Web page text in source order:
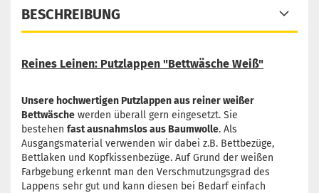
BESCHREIBUNG
Reines Leinen: Putzlappen "Bettwäsche Weiß"
Unsere hochwertigen Putzlappen aus reiner weißer
Bettwäsche werden überall gern eingesetzt. Sie
bestehen fast ausnahmslos aus Baumwolle. Als
Ausgangsmaterial verwenden wir dabei z.B. Bettbezüge,
Bettlaken und Kopfkissenbezüge. Auf Grund der weißen
Farbgebung erkennt man den Verschmutzungsgrad des
Lappens sehr gut und kann diesen bei Bedarf einfach